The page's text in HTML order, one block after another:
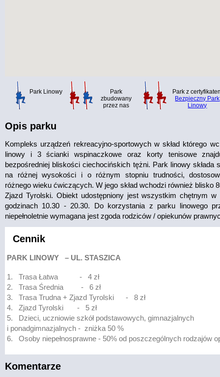
Park Linowy
Park
zbudowany
przez nas
Park z
Bezpieczny Park
Linowy
Opis parku
Kompleks urządzeń rekreacyjno-sportowych w skład którego
linowy i 3 ścianki wspinaczkowe oraz korty tenisowe
bezpośredniej bliskości ciechocińskich tężni. Park linowy składa
na różnej wysokości i o różnym stopniu trudności,
różnego wieku ćwiczących. W jego skład wchodzi również blisko
Zjazd Tyrolski. Obiekt udostępniony jest wszystkim chętnym w
godzinach 10.30 - 20.30. Do korzystania z parku linowego
niepełnoletnie wymagana jest zgoda rodziców / opiekunów
Cennik
PARK LINOWY – UL. STASZICA
1. Trasa Łatwa -
4 zł
2.
Trasa Średnia -
6 zł
3.
Trasa Trudna + Zjazd Tyrolski -
8 zł
4.
Zjazd Tyrolski -
5 zł
5.
Dzieci, uczniowie szkół podstawowych, gimnazjalnych
i ponadgimnazjalnych - zniżka 50 %
6.
Osoby niepełnosprawne - 50% od poszczególnych rodzajów
Komentarze